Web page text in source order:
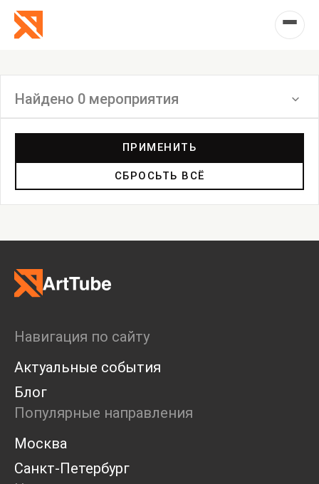
Найдено 0 мероприятия
Дискуссия
Пост-релиз
Пресс-конференция
Ярмарка
Open call
Экскурсия
Дискуссия
Cosmoscow 2024
Blazar 2024
Встречи
Круглый стол
ПРИМЕНИТЬ
СБРОСЬТЬ ВСЁ
Навигация по сайту
Актуальные события
Блог
Популярные направления
Москва
Санкт-Петербург